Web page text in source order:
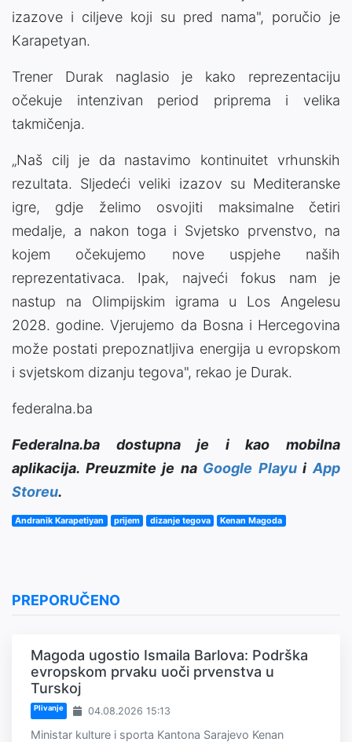
izazove i ciljeve koji su pred nama", poručio je
Karapetyan.
Trener Durak naglasio je kako reprezentaciju
očekuje intenzivan period priprema i velika
takmičenja.
„Naš cilj je da nastavimo kontinuitet vrhunskih
rezultata. Sljedeći veliki izazov su Mediteranske
igre, gdje želimo osvojiti maksimalne četiri
medalje, a nakon toga i Svjetsko prvenstvo, na
kojem očekujemo nove uspjehe naših
reprezentativaca. Ipak, najveći fokus nam je
nastup na Olimpijskim igrama u Los Angelesu
2028. godine. Vjerujemo da Bosna i Hercegovina
može postati prepoznatljiva energija u evropskom
i svjetskom dizanju tegova", rekao je Durak.
federalna.ba
Federalna.ba dostupna je i kao mobilna
aplikacija. Preuzmite je na Google PlayuiApp
Storeu.
Andranik Karapetiyan prijem dizanje tegova Kenan Magoda
PREPORUČENO
Magoda ugostio Ismaila Barlova: Podrška
evropskom prvaku uoči prvenstva u
Turskoj
Plivanje 04.08.2026 15:13
Ministar kulture i sporta Kantona Sarajevo Kenan